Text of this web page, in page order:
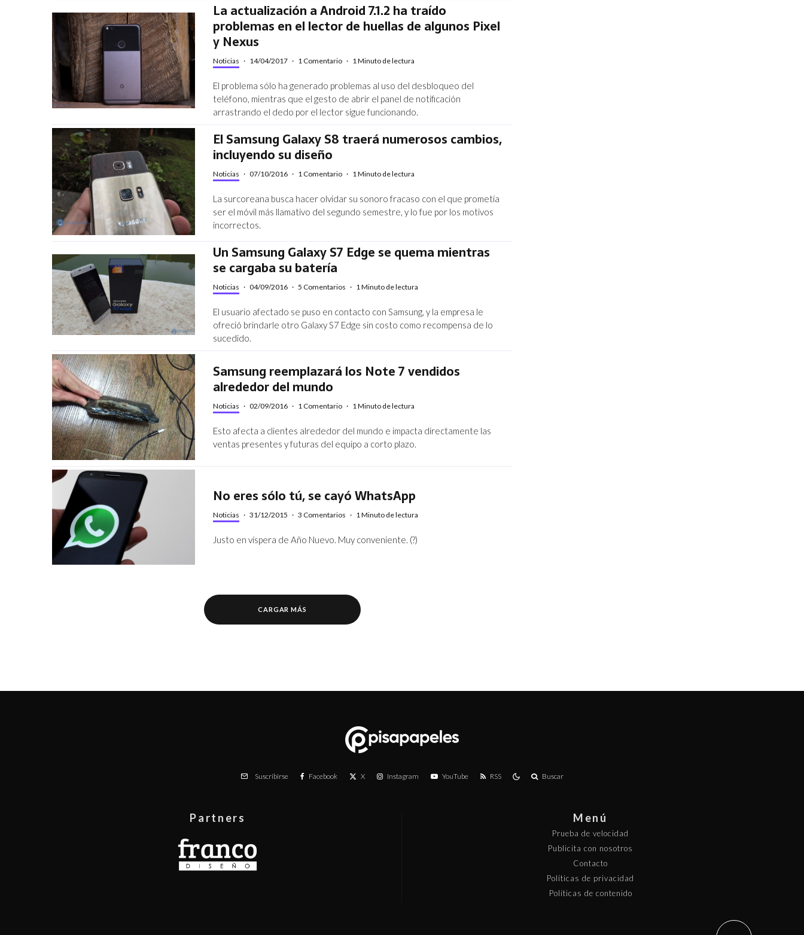
La actualización a Android 7.1.2 ha traído
problemas en el lector de huellas de algunos Pixel
y Nexus
Noticias · 14/04/2017 · 1 Comentario · 1 Minuto de lectura
El problema sólo ha generado problemas al uso del desbloqueo del
teléfono, mientras que el gesto de abrir el panel de notificación
arrastrando el dedo por el lector sigue funcionando.
El Samsung Galaxy S8 traerá numerosos cambios,
incluyendo su diseño
Noticias · 07/10/2016 · 1 Comentario · 1 Minuto de lectura
La surcoreana busca hacer olvidar su sonoro fracaso con el que prometía
ser el móvil más llamativo del segundo semestre, y lo fue por los motivos
incorrectos.
Un Samsung Galaxy S7 Edge se quema mientras
se cargaba su batería
Noticias · 04/09/2016 · 5 Comentarios · 1 Minuto de lectura
El usuario afectado se puso en contacto con Samsung, y la empresa le
ofreció brindarle otro Galaxy S7 Edge sin costo como recompensa de lo
sucedido.
Samsung reemplazará los Note 7 vendidos
alrededor del mundo
Noticias · 02/09/2016 · 1 Comentario · 1 Minuto de lectura
Esto afecta a clientes alrededor del mundo e impacta directamente las
ventas presentes y futuras del equipo a corto plazo.
No eres sólo tú, se cayó WhatsApp
Noticias · 31/12/2015 · 3 Comentarios · 1 Minuto de lectura
Justo en víspera de Año Nuevo. Muy conveniente. (?)
CARGAR MÁS
Suscribirse Facebook X Instagram YouTube RSS Buscar
Partners Menú
Prueba de velocidad
Publicita con nosotros
Contacto
Políticas de privacidad
Políticas de contenido